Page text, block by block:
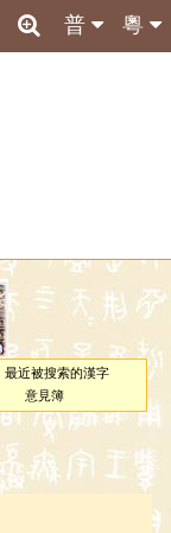
粵
普
最近被搜索的漢字
意見簿